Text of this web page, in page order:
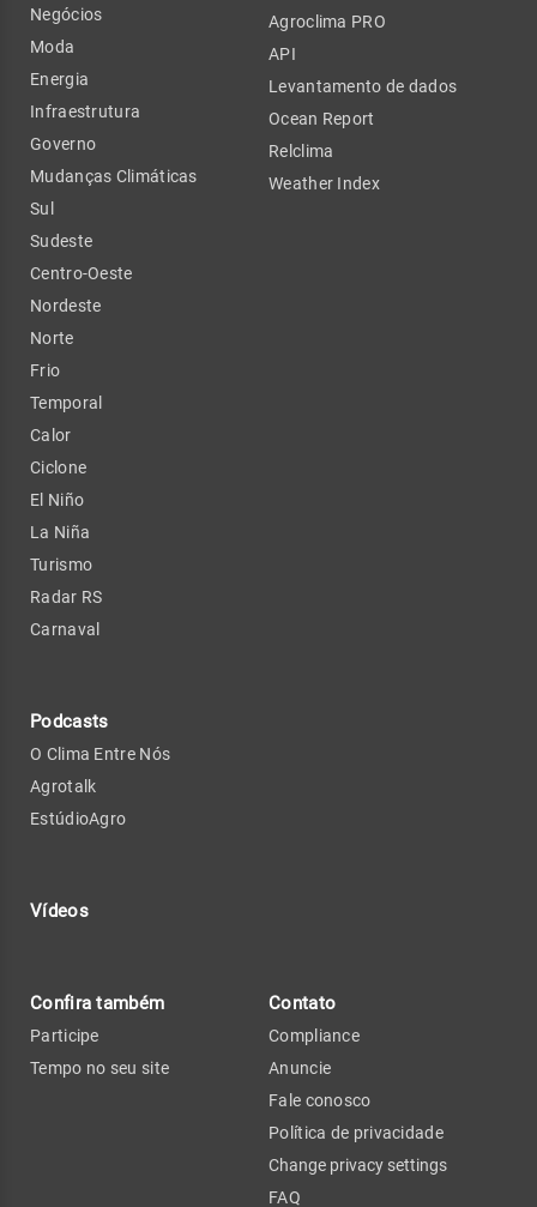
Negócios
Moda
Energia
Infraestrutura
Governo
Mudanças Climáticas
Sul
Sudeste
Centro-Oeste
Nordeste
Norte
Frio
Temporal
Calor
Ciclone
El Niño
La Niña
Turismo
Radar RS
Carnaval
Podcasts
O Clima Entre Nós
Agrotalk
EstúdioAgro
Vídeos
Agroclima PRO
API
Levantamento de dados
Ocean Report
Relclima
Weather Index
Confira também
Participe
Tempo no seu site
Contato
Compliance
Anuncie
Fale conosco
Política de privacidade
Change privacy settings
FAQ